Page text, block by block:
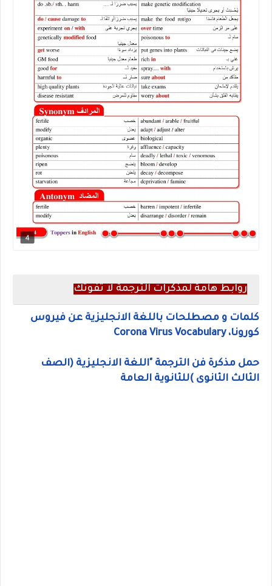
روابط هامة لمذكرات الترجمة لا تفوتك
كلمات و مصطلحات باللغة الانجليزية عن فيروس
كورونا، Corona Virus Vocabulary
حمل مذكرة فن الترجمة "اللغة الانجليزية (الصف
الثالث الثانوى )للثانوية العامة